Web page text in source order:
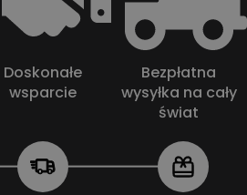
Doskonałe
wsparcie
Bezpłatna
wysyłka na cały
świat